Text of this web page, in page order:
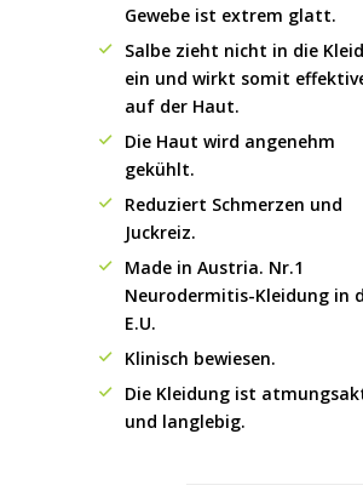
Gewebe ist extrem glatt.
Salbe zieht nicht in die
ein und wirkt somit
auf der Haut.
Die Haut wird angenehm
gekühlt.
Reduziert Schmerzen und
Juckreiz.
Made in Austria. Nr.1
Neurodermitis-Kleidung in
E.U.
Klinisch bewiesen.
Die Kleidung ist
und langlebig.